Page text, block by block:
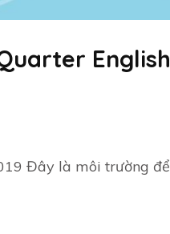
English
Đây là môi trường để